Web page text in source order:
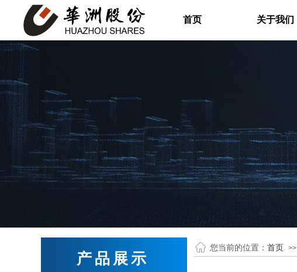
首页 关于我们
您当前的位置： 首页 >>
产品展示